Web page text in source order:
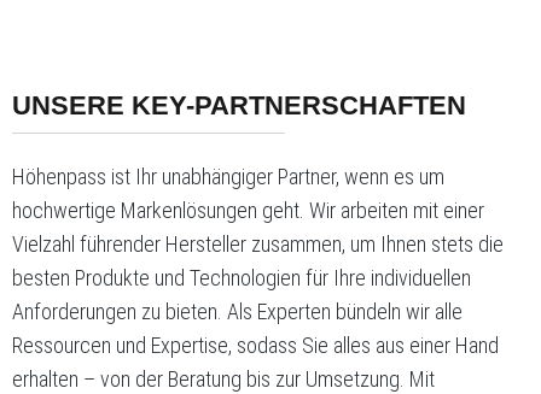
UNSERE KEY-PARTNERSCHAFTEN
Höhenpass ist Ihr unabhängiger Partner, wenn es um
hochwertige Markenlösungen geht. Wir arbeiten mit einer
Vielzahl führender Hersteller zusammen, um Ihnen stets die
besten Produkte und Technologien für Ihre individuellen
Anforderungen zu bieten. Als Experten bündeln wir alle
Ressourcen und Expertise, sodass Sie alles aus einer Hand
erhalten – von der Beratung bis zur Umsetzung. Mit